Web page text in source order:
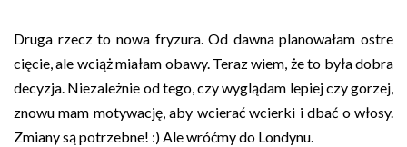
Druga rzecz to nowa fryzura. Od dawna planowałam ostre
cięcie, ale wciąż miałam obawy. Teraz wiem, że to była dobra
decyzja. Niezależnie od tego, czy wyglądam lepiej czy gorzej,
znowu mam motywację, aby wcierać wcierki i dbać o włosy.
Zmiany są potrzebne! :) Ale wróćmy do Londynu.